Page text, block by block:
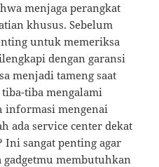
menjaga perangkat
khusus. Sebelum
untuk memeriksa
dengan garansi
menjadi tameng saat
tiba mengalami
informasi mengenai
ada service center dekat
Ini sangat penting agar
membutuhkan